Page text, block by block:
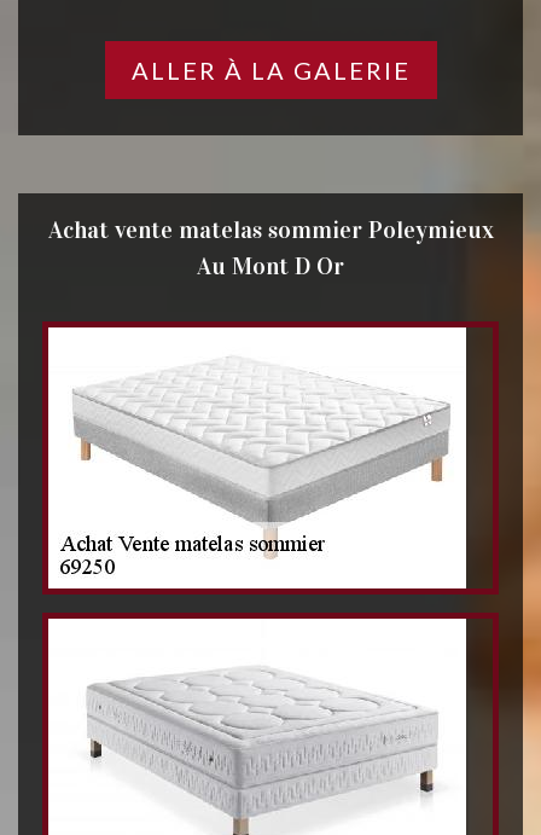
ALLER À LA GALERIE
Achat vente matelas sommier Poleymieux
Au Mont D Or